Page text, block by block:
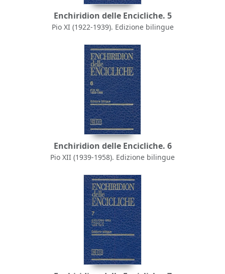
Enchiridion delle Encicliche. 5
Pio XI (1922-1939). Edizione bilingue
Enchiridion delle Encicliche. 6
Pio XII (1939-1958). Edizione bilingue